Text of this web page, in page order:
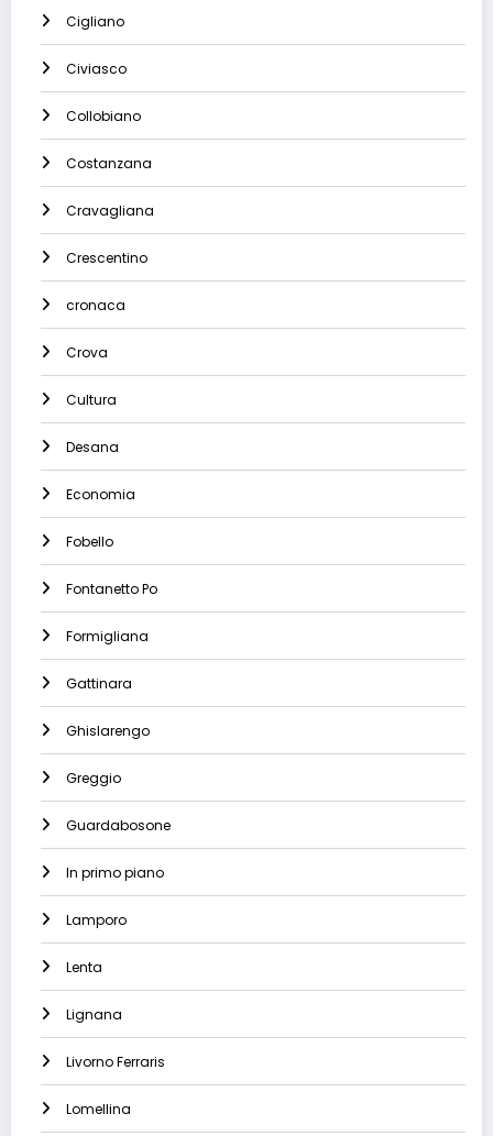
Cigliano
Civiasco
Collobiano
Costanzana
Cravagliana
Crescentino
cronaca
Crova
Cultura
Desana
Economia
Fobello
Fontanetto Po
Formigliana
Gattinara
Ghislarengo
Greggio
Guardabosone
In primo piano
Lamporo
Lenta
Lignana
Livorno Ferraris
Lomellina